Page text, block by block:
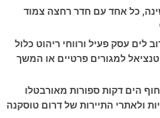
7 חדרי שינה, כל אחד עם חדר רחצה צמוד
לים עסק פעיל ורווחי ריהוט כלול
למגורים פרטיים או המשך
הים דקות ספורות מאורבטלו
ולאתרי התיירות של דרום טוסקנה